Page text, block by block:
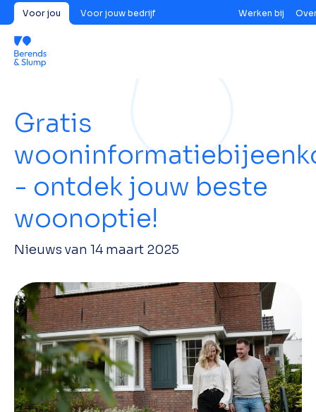
Voor jou Voor jouw bedrijf Werken bij
Gratis
- ontdek jouw beste
woonoptie!
Nieuws van 14 maart 2025